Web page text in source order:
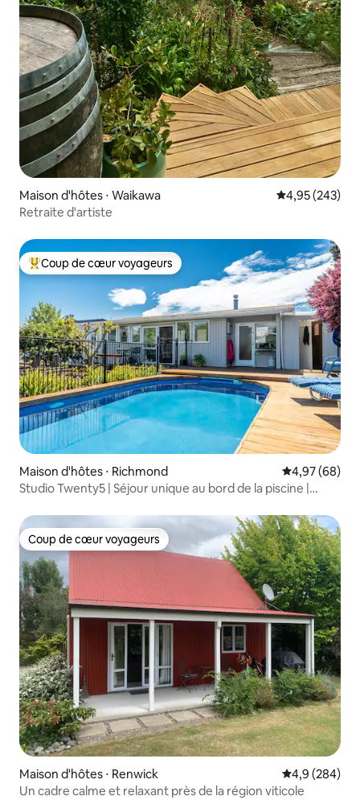
Maison d'hôtes ⋅ Waikawa Évaluation
4,95 (243)
Retraite d'artiste
Coups de cœur voyageurs les plus appréciés
Coup de cœur voyageurs
Maison d'hôtes ⋅ Richmond Évaluation
4,97 (68)
Studio Twenty5 | Séjour unique au bord de la piscine |
Coup de cœur voyageurs
Coup de cœur voyageurs
Maison d'hôtes ⋅ Renwick Évaluation
4,9 (284)
Un cadre calme et relaxant près de la région viticole